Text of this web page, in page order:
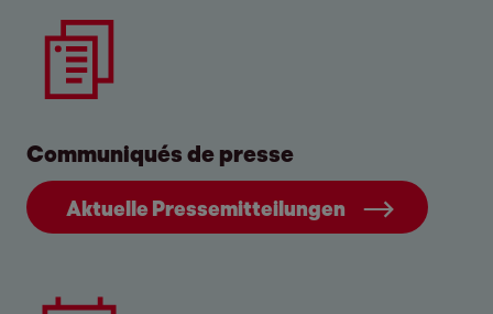
Communiqués de presse
Aktuelle Pressemitteilungen